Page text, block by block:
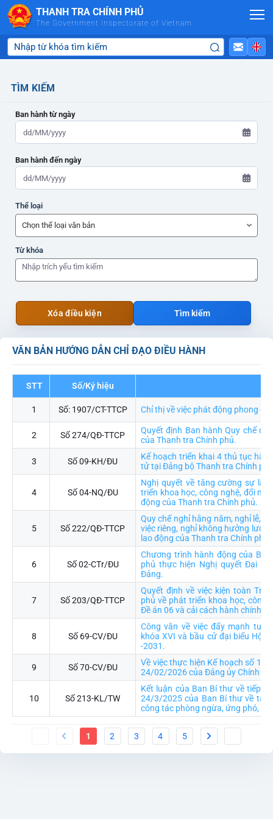
Skip to Main Content
THANH TRA CHÍNH PHỦ
The Government Inspectorate of Vietnam
VĂN BẢN HƯỚNG DẪN CHỈ ĐẠO ĐIỀU HÀNH
STT Số/Ký hiệu
1 Số: 1907/CT-TTCP Chỉ thị về việc phát động phong
2 Số 274/QĐ-TTCP
Quyết định Ban hành Quy chế
của Thanh tra Chính phủ.
3 Số 09-KH/ĐU
Kế hoạch triển khai 4 thủ tục
tử tại Đảng bộ Thanh tra Chính phủ
4 Số 04-NQ/ĐU
Nghị quyết về tăng cường sự
triển khoa học, công nghệ, đổi
động của Thanh tra Chính phủ.
5 Số 222/QĐ-TTCP
Quy chế nghỉ hằng năm, nghỉ lễ,
việc riêng, nghỉ không hưởng
lao động của Thanh tra Chính phủ
6 Số 02-CTr/ĐU
Chương trình hành động của
phủ thực hiện Nghị quyết Đại
Đảng.
7 Số 203/QĐ-TTCP
Quyết định về việc kiện toàn
phủ về phát triển khoa học, công
Đề án 06 và cải cách hành chính
8 Số 69-CV/ĐU
Công văn về việc đẩy mạnh
khóa XVI và bầu cử đại biểu Hội
-2031.
9 Số 70-CV/ĐU
Về việc thực hiện Kế hoạch số
24/02/2026 của Đảng ủy Chính
10 Số 213-KL/TW
Kết luận của Ban Bí thư về tiếp
24/3/2025 của Ban Bí thư về
công tác phòng ngừa, ứng phó,
1 2 3 4 5
TÌM KIẾM
Ban hành từ ngày
Ban hành đến ngày
ADMIN-HOME
Thể loại
ADMIN-HOME
Từ khóa
Xóa điều kiện Tìm kiếm